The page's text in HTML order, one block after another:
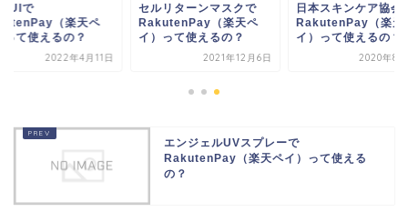
で
（楽天ペ
って使えるの？
2022年4月11日
セルリターンマスクで
RakutenPay（楽天ペ
イ）って使えるの？
2021年12月6日
日本スキンケア協会
RakutenPay（楽天
イ）って使えるの？
2020年8
エンジェルUVスプレーで
RakutenPay（楽天ペイ）って使える
の？